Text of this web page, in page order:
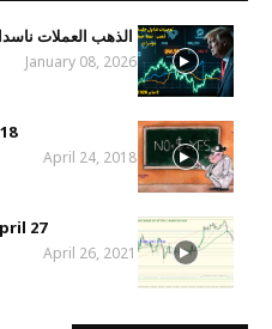
الذهب العملات
January 08, 2026
April 24, 2018
27
April 26, 2021